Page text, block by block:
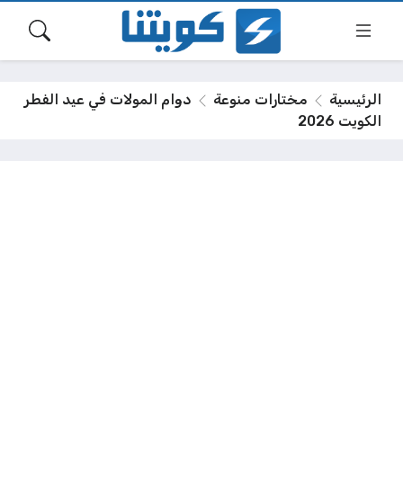
الرئيسية مختارات منوعة
دوام المولات في عيد الفطر
الكويت 2026